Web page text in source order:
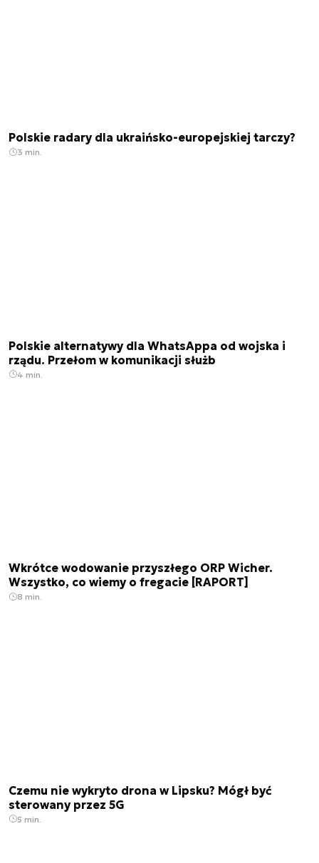
Polskie radary dla ukraińsko-europejskiej tarczy?
3 min.
Polskie alternatywy dla WhatsAppa od wojska i
rządu. Przełom w komunikacji służb
4 min.
Wkrótce wodowanie przyszłego ORP Wicher.
Wszystko, co wiemy o fregacie [RAPORT]
8 min.
Czemu nie wykryto drona w Lipsku? Mógł być
sterowany przez 5G
5 min.